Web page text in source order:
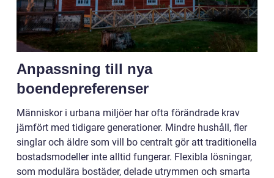
Anpassning till nya
boendepreferenser
Människor i urbana miljöer har ofta förändrade krav
jämfört med tidigare generationer. Mindre hushåll, fler
singlar och äldre som vill bo centralt gör att traditionella
bostadsmodeller inte alltid fungerar. Flexibla lösningar,
som modulära bostäder, delade utrymmen och smarta